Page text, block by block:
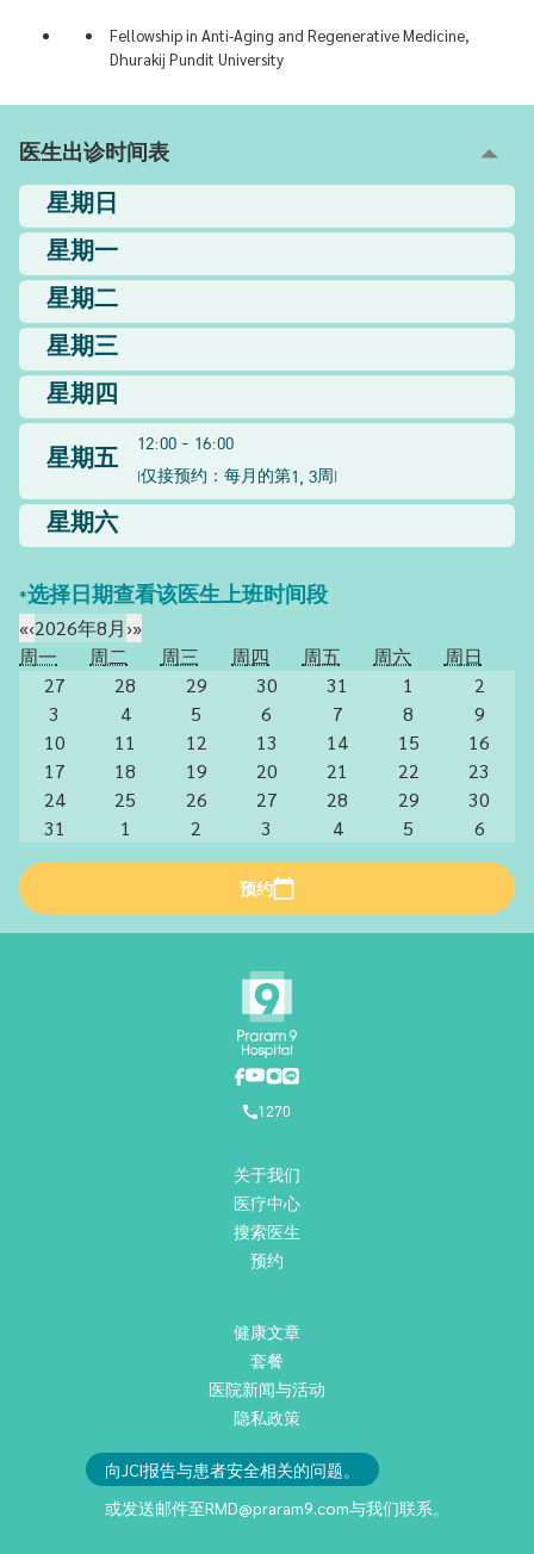
Fellowship in Anti-Aging and Regenerative Medicine,
Dhurakij Pundit University
医生出诊时间表
星期日
星期一
星期二
星期三
星期四
星期五
12:00 - 16:00
(仅接预约：每月的第1, 3周)
星期六
*选择日期查看该医生上班时间段
«‹2026年8月›»
周一
周二 周三 周四 周五 周六
周日
27
28 29 30 31 1
2
3
4 5 6 7 8
9
10
11 12 13 14 15
16
17
18 19 20 21 22
23
24
25 26 27 28 29
30
31
1 2 3 4 5 6
预约
1270
关于我们
医疗中心
搜索医生
预约
健康文章
套餐
医院新闻与活动
隐私政策
向JCI报告与患者安全相关的问题。
或发送邮件至RMD@praram9.com与我们联系。